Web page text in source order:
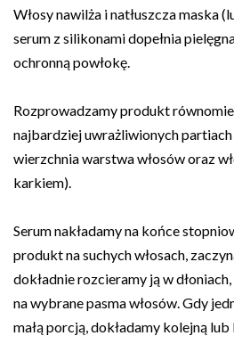
Włosy nawilża i natłuszcza maska
serum z silikonami dopełnia
ochronną powłokę.
Rozprowadzamy produkt
najbardziej uwrażliwionych
wierzchnia warstwa włosów oraz
karkiem).
Serum nakładamy na końce
produkt na suchych włosach,
dokładnie rozcieramy ją w
na wybrane pasma włosów. Gdy
małą porcją, dokładamy kolejną lub